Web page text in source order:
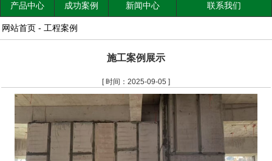
产品中心 成功案例 新闻中心 联系我们
网站首页 - 工程案例
施工案例展示
[ 时间：2025-09-05 ]